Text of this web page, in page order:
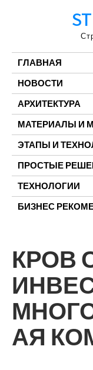
ГЛАВНАЯ
НОВОСТИ
АРХИТЕКТУРА
МАТЕРИАЛЫ И
ЭТАПЫ И
ПРОСТЫЕ
ТЕХНОЛОГИИ
БИЗНЕС
КРОВ
АЯ